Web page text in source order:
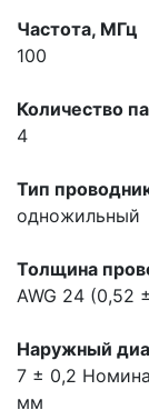
Частота, МГц
100
Количество
4
Тип
одножильный
Толщина
AWG 24 (0,52
Наружный
7 ± 0,2
мм